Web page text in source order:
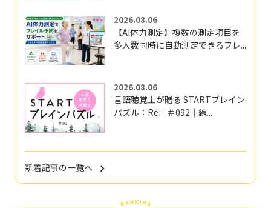
2026.08.06
【AI体力測定】複数の測定項目を
多人数同時に自動測定できるフレ...
2026.08.06
言語聴覚士が贈る STARTブレイン
パズル：Re｜＃092｜線...
新着記事の一覧へ